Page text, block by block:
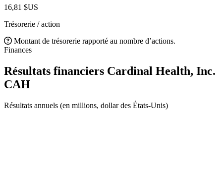
16,81 $US
Trésorerie / action
Montant de trésorerie rapporté au nombre d’actions.
Finances
Résultats financiers Cardinal Health, Inc.
CAH
Résultats annuels (en millions, dollar des États-Unis)